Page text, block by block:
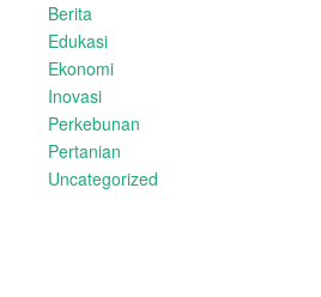
Berita
Edukasi
Ekonomi
Inovasi
Perkebunan
Pertanian
Uncategorized